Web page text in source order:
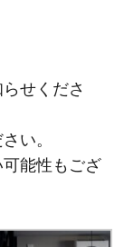
せくださ
い。
能性もござ